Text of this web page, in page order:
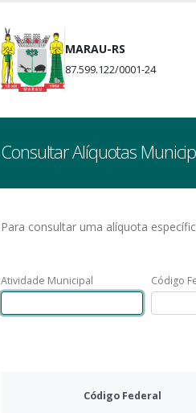
MARAU-RS
87.599.122/0001-24
Consultar Alíquotas
Para consultar uma alíquota
Atividade Municipal Código
Código Federal